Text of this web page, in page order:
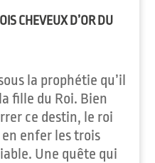
CHEVEUX D’OR DU
la prophétie qu’il
fille du Roi. Bien
ce destin, le roi
enfer les trois
Une quête qui